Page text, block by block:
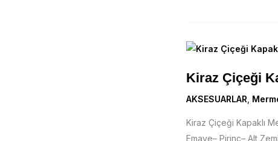
Kiraz Çiçeği
AKSESUARLAR
Kiraz Çiçeği Kapaklı
Emaye– Pirinç– Alt
Kiraz
Kapaklı
Mermer